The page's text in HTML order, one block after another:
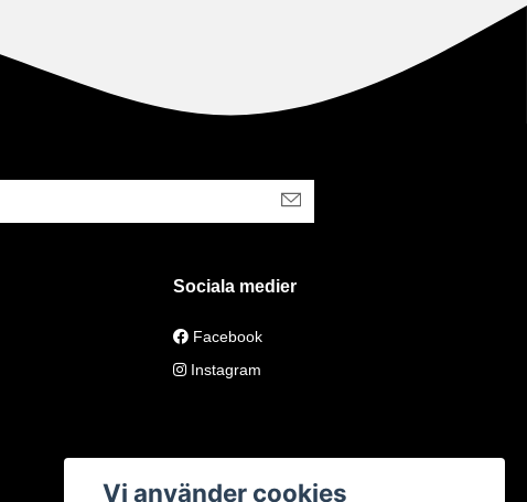
Sociala medier
Facebook
Instagram
Vi använder cookies